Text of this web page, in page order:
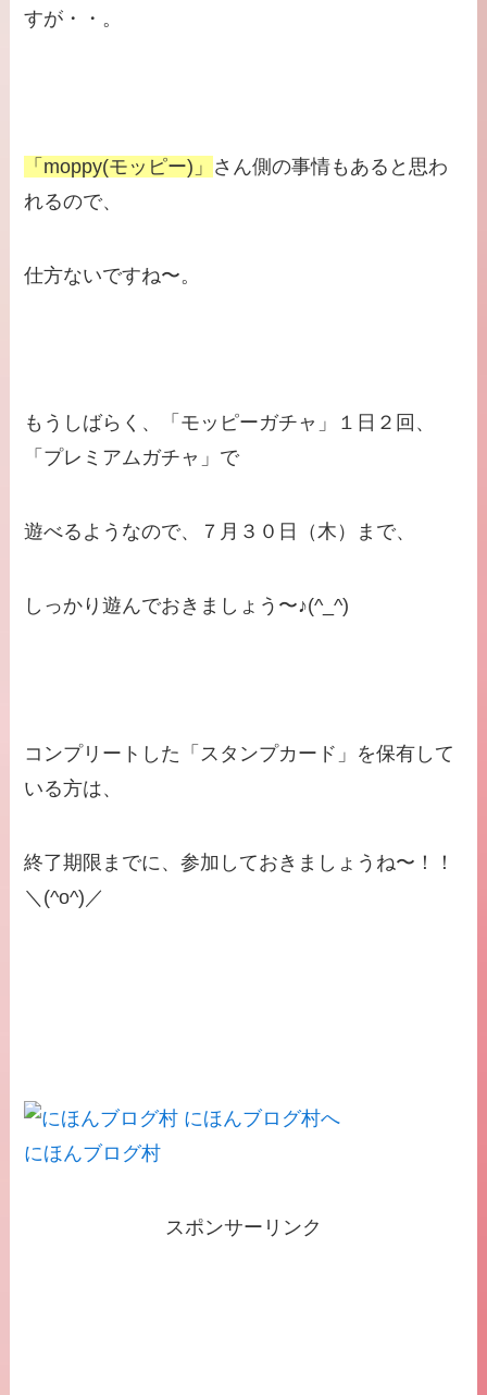
すが・・。
「moppy(モッピー)」 さん側の事情もあると思わ
れるので、
仕方ないですね〜。
もうしばらく、「モッピーガチャ」１日２回、
「プレミアムガチャ」で
遊べるようなので、７月３０日（木）まで、
しっかり遊んでおきましょう〜♪(^_^)
コンプリートした「スタンプカード」を保有して
いる方は、
終了期限までに、参加しておきましょうね〜！！
＼(^o^)／
にほんブログ村
スポンサーリンク